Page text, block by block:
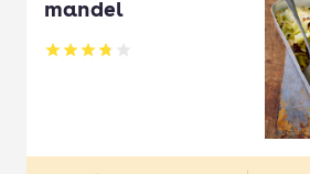
mandel
Betyg: 3.82 av 5